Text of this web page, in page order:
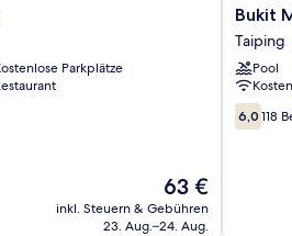
Parkplätze
Der
Preis
beträgt
63 €
inkl. Steuern & Gebühren
23. Aug.–24. Aug.
Bukit
Merah
Resort
Taiping
Bukit
Taiping
Pool
6.0
von
6,0 118